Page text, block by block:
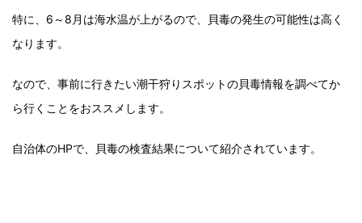
特に、6～8月は海水温が上がるので、貝毒の発生の可能性は高く
なります。
なので、事前に行きたい潮干狩りスポットの貝毒情報を調べてか
ら行くことをおススメします。
自治体のHPで、貝毒の検査結果について紹介されています。